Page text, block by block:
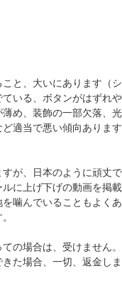
と、大いにあります（シ
いる、ボタンがはずれや
め、装飾の一部欠落、光
適当で悪い傾向あります
が、日本のように頑丈で
に上げ下げの動画を掲載
噛んでいることもよくあ
の場合は、受けません。
た場合、一切、返金しま